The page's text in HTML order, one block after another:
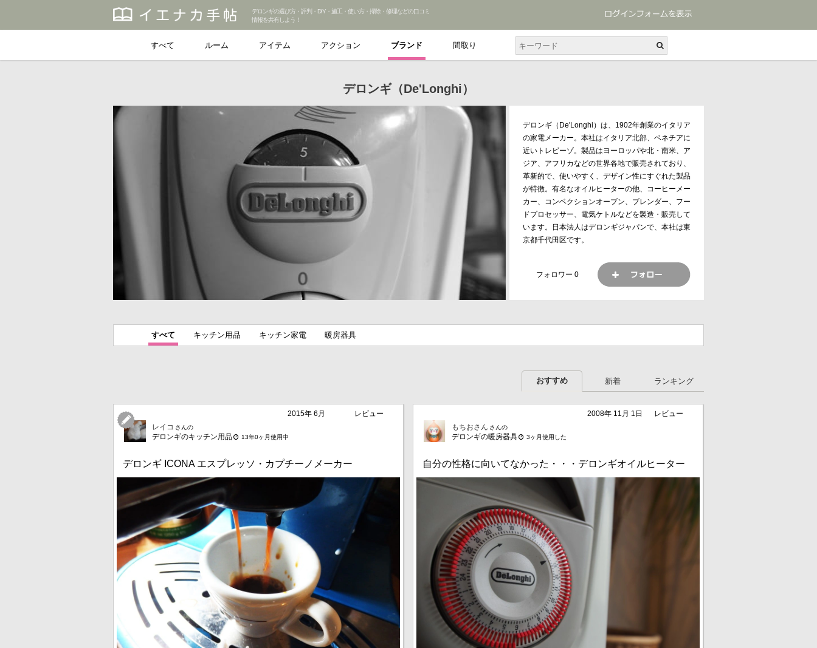
デロンギの選び方・評判・DIY・施工・使い方・掃除・修理などの口コミ
情報を共有しよう！
すべて ルーム アイテム アクション ブランド 間取り
デロンギ（De'Longhi）
デロンギ（De'Longhi）は、1902年創業のイタリア
の家電メーカー。本社はイタリア北部、ベネチアに
近いトレビーゾ。製品はヨーロッパや北・南米、ア
ジア、アフリカなどの世界各地で販売されており、
革新的で、使いやすく、デザイン性にすぐれた製品
が特徴。有名なオイルヒーターの他、コーヒーメー
カー、コンベクションオーブン、ブレンダー、フー
ドプロセッサー、電気ケトルなどを製造・販売して
います。日本法人はデロンギジャパンで、本社は東
京都千代田区です。
フォロワー 0
すべて キッチン用品 キッチン家電 暖房器具
おすすめ 新着 ランキング
2015年 6月
レビュー
レイコ さんの
デロンギのキッチン用品 13年0ヶ月使用中
デロンギ ICONA エスプレッソ・カプチーノメーカー
2008年 11月 1日
レビュー
もちおさん さんの
デロンギの暖房器具 3ヶ月使用した
自分の性格に向いてなかった・・・デロンギオイルヒーター